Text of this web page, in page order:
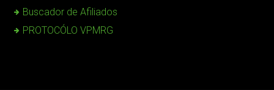
Buscador de Afiliados
PROTOCÓLO VPMRG